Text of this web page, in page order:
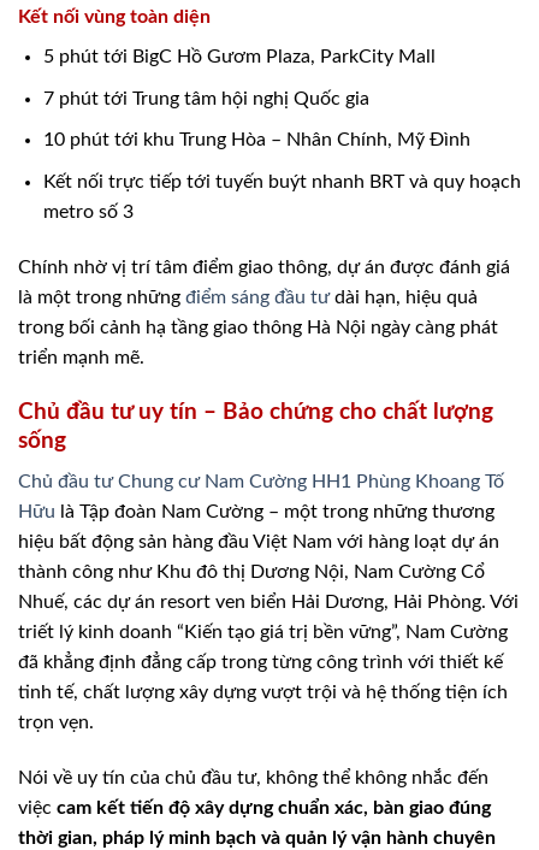
Kết nối vùng toàn diện
5 phút tới BigC Hồ Gươm Plaza, ParkCity Mall
7 phút tới Trung tâm hội nghị Quốc gia
10 phút tới khu Trung Hòa – Nhân Chính, Mỹ Đình
Kết nối trực tiếp tới tuyến buýt nhanh BRT và quy hoạch
metro số 3
Chính nhờ vị trí tâm điểm giao thông, dự án được đánh giá
là một trong những điểm sáng đầu tưdài hạn, hiệu quả
trong bối cảnh hạ tầng giao thông Hà Nội ngày càng phát
triển mạnh mẽ.
Chủ đầu tư uy tín – Bảo chứng cho chất lượng
sống
Chủ đầu tư Chung cư Nam Cường HH1 Phùng Khoang Tố
Hữu là Tập đoàn Nam Cường – một trong những thương
hiệu bất động sản hàng đầu Việt Nam với hàng loạt dự án
thành công như Khu đô thị Dương Nội, Nam Cường Cổ
Nhuế, các dự án resort ven biển Hải Dương, Hải Phòng. Với
triết lý kinh doanh “Kiến tạo giá trị bền vững”, Nam Cường
đã khẳng định đẳng cấp trong từng công trình với thiết kế
tinh tế, chất lượng xây dựng vượt trội và hệ thống tiện ích
trọn vẹn.
Nói về uy tín của chủ đầu tư, không thể không nhắc đến
việc cam kết tiến độ xây dựng chuẩn xác, bàn giao đúng
thời gian, pháp lý minh bạch và quản lý vận hành chuyên